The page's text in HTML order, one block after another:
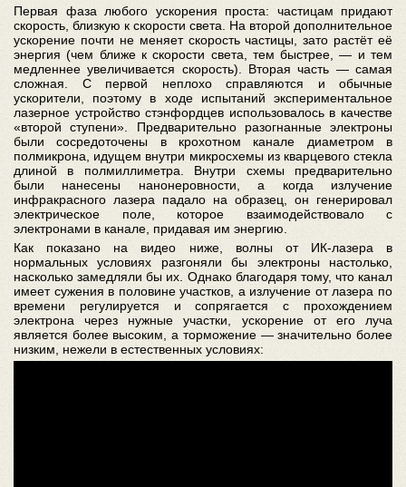
Первая фаза любого ускорения проста: частицам придают
скорость, близкую к скорости света. На второй дополнительное
ускорение почти не меняет скорость частицы, зато растёт её
энергия (чем ближе к скорости света, тем быстрее, — и тем
медленнее увеличивается скорость). Вторая часть — самая
сложная. С первой неплохо справляются и обычные
ускорители, поэтому в ходе испытаний экспериментальное
лазерное устройство стэнфордцев использовалось в качестве
«второй ступени». Предварительно разогнанные электроны
были сосредоточены в крохотном канале диаметром в
полмикрона, идущем внутри микросхемы из кварцевого стекла
длиной в полмиллиметра. Внутри схемы предварительно
были нанесены нанонеровности, а когда излучение
инфракрасного лазера падало на образец, он генерировал
электрическое поле, которое взаимодействовало с
электронами в канале, придавая им энергию.
Как показано на видео ниже, волны от ИК-лазера в
нормальных условиях разгоняли бы электроны настолько,
насколько замедляли бы их. Однако благодаря тому, что канал
имеет сужения в половине участков, а излучение от лазера по
времени регулируется и сопрягается с прохождением
электрона через нужные участки, ускорение от его луча
является более высоким, а торможение — значительно более
низким, нежели в естественных условиях: